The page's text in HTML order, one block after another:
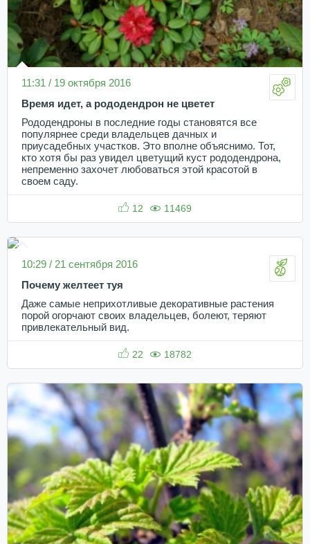
11:31 / 19 октября 2016
Время идет, а рододендрон не цветет
Рододендроны в последние годы становятся все
популярнее среди владельцев дачных и
приусадебных участков. Это вполне объяснимо. Тот,
кто хотя бы раз увидел цветущий куст рододендрона,
непременно захочет любоваться этой красотой в
своем саду.
12 11469
10:29 / 21 сентября 2016
Почему желтеет туя
Даже самые неприхотливые декоративные растения
порой огорчают своих владельцев, болеют, теряют
привлекательный вид.
22 18782